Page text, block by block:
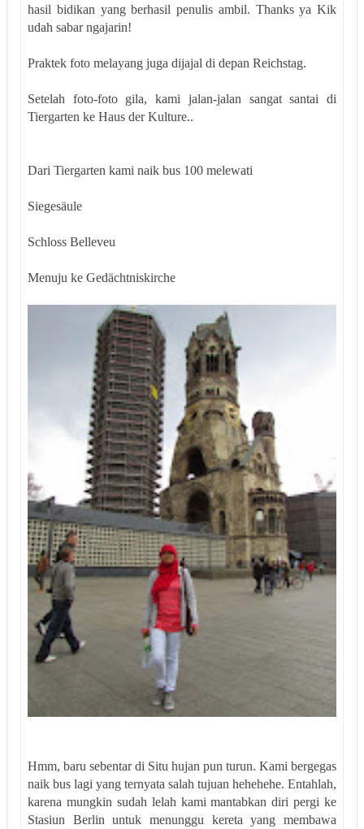
hasil bidikan yang berhasil penulis ambil. Thanks ya Kik
udah sabar ngajarin!
Praktek foto melayang juga dijajal di depan Reichstag.
Setelah foto-foto gila, kami jalan-jalan sangat santai di
Tiergarten ke Haus der Kulture..
Dari Tiergarten kami naik bus 100 melewati
Siegesäule
Schloss Belleveu
Menuju ke Gedächtniskirche
Hmm, baru sebentar di Situ hujan pun turun. Kami bergegas
naik bus lagi yang ternyata salah tujuan hehehehe. Entahlah,
karena mungkin sudah lelah kami mantabkan diri pergi ke
Stasiun Berlin untuk menunggu kereta yang membawa